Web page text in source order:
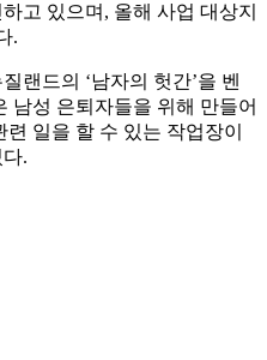
고 있으며, 올해 사업 대상지
.
랜드의 ‘남자의 헛간’을 벤
남성 은퇴자들을 위해 만들어
일을 할 수 있는 작업장이
.